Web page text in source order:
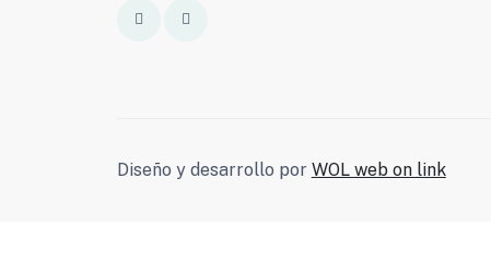
Diseño y desarrollo por WOL web on link